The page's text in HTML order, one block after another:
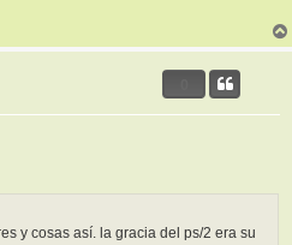
y cosas así. la gracia del ps/2 era su